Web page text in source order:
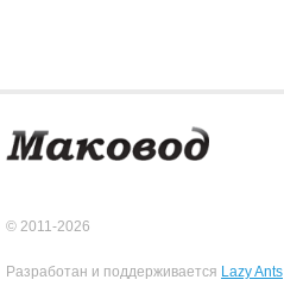
© 2011-2026
Разработан и поддерживается Lazy Ants